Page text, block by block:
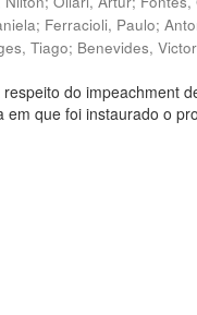
; Ferracioli, Paulo;
Tiago; Benevides,
do impeachment
que foi instaurado o